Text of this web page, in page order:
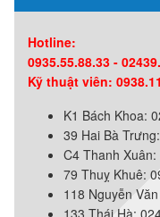
Hotline:
0935.55.88.33 -
Kỹ thuật viên:
K1 Bách Khoa:
39 Hai Bà
C4 Thanh
79 Thuỵ Khuê:
118 Nguyễn
133 Thái Hà: